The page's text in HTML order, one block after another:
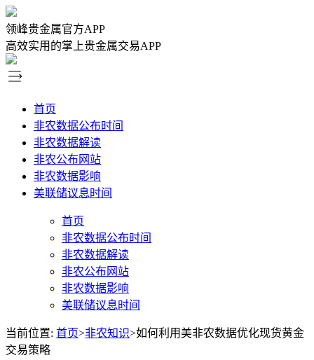
领峰贵金属官方APP
高效实用的掌上贵金属交易APP
首页
非农数据公布时间
非农数据解读
非农公布网站
非农数据影响
美联储议息时间
首页
非农数据公布时间
非农数据解读
非农公布网站
非农数据影响
美联储议息时间
当前位置: 首页>非农知识>如何利用美非农数据优化现货黄金
交易策略